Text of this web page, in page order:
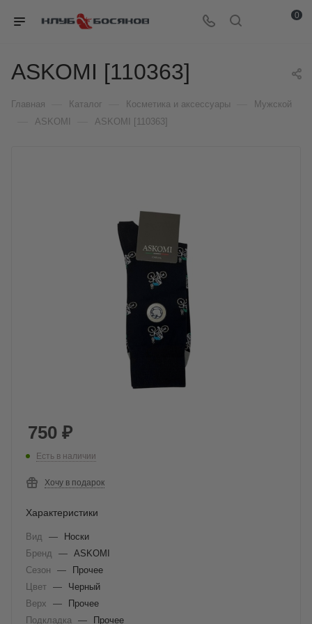
0
ASKOMI [110363]
Главная Каталог Косметика и аксессуары Мужской
ASKOMI ASKOMI [110363]
750 ₽
Есть в наличии
Хочу в подарок
Характеристики
Вид —
Носки
Бренд
— ASKOMI
Сезон
—
Прочее
Цвет —
Черный
Верх
—
Прочее
Подкладка
—
Прочее